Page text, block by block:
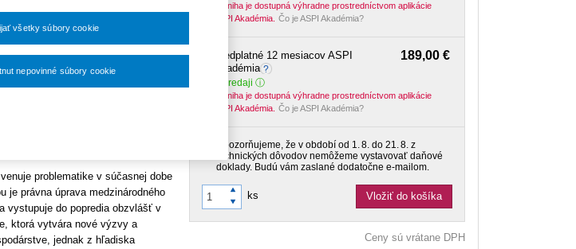
s príkladmi, 3. vydanie
E-kniha je dostupná výhradne prostredníctvom aplikácie
ASPI Akadémia. Čo je ASPI Akadémia?
189,00 €
Predplatné 12 mesiacov ASPI
Akadémia
V predaji
E-kniha je dostupná výhradne prostredníctvom aplikácie
ASPI Akadémia. Čo je ASPI Akadémia?
Upozorňujeme, že v období od 1. 8. do 21. 8. z
technických dôvodov nemôžeme vystavovať daňové
doklady. Budú vám zaslané dodatočne e‑mailom.
ks Vložiť do košíka
Ceny sú vrátane DPH
problematike v súčasnej dobe
je právna úprava medzinárodného
vystupuje do popredia obzvlášť v
ktorá vytvára nové výzvy a
jednak z hľadiska
nepovinné súbory cookie
všetky súbory cookie